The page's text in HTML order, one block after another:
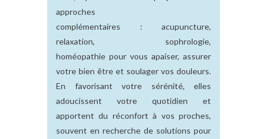
approches
complémentaires : acupuncture,
relaxation, sophrologie,
homéopathie pour vous apaiser, assurer
votre bien être et soulager vos douleurs.
En favorisant votre sérénité, elles
adoucissent votre quotidien et
apportent du réconfort à vos proches,
souvent en recherche de solutions pour